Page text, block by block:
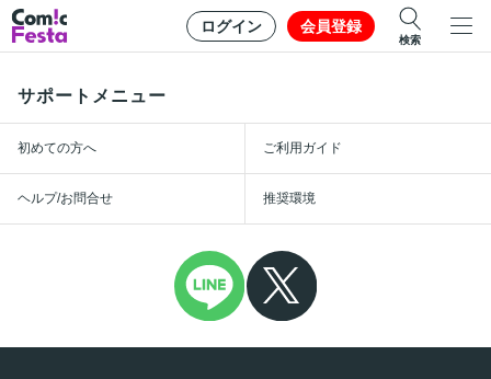
ログイン 会員登録
検索
サポートメニュー
初めての方へ ご利用ガイド
ヘルプ/お問合せ 推奨環境